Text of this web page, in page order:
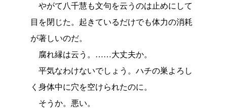
やがて八千慧も文句を云うのは止めにして
目を閉じた。起きているだけでも体力の消耗
が著しいのだ。
腐れ縁は云う。……大丈夫か。
平気なわけないでしょう。ハチの巣よろし
く身体中に穴を空けられたのに。
そうか。悪い。